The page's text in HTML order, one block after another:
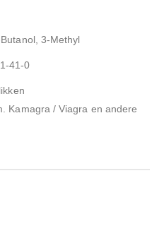
3-Methyl
41-0
Kamagra / Viagra en andere